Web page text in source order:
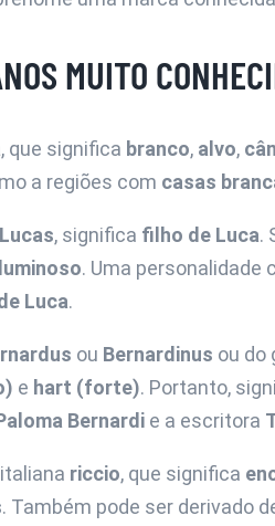
MUITO
, que significa branco, alvo,
a regiões com casas
Lucas, significa filho de Luca.
. Uma personalidade
Luca.
ou Bernardinus ou do
e hart (forte). Portanto,
Bernardi e a escritora
riccio, que significa
. Também pode ser derivado